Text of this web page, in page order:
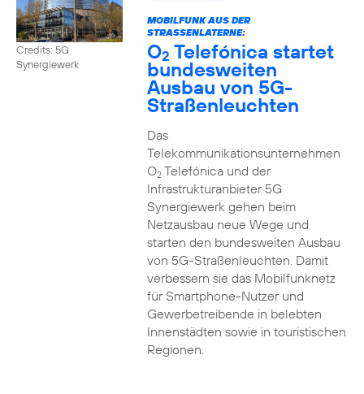
Credits: 5G
Synergiewerk
MOBILFUNK AUS DER
STRASSENLATERNE:
O2 Telefónica startet
bundesweiten
Ausbau von 5G-
Straßenleuchten
Das
Telekommunikationsunternehmen
O2Telefónica und der
Infrastrukturanbieter 5G
Synergiewerk gehen beim
Netzausbau neue Wege und
starten den bundesweiten Ausbau
von 5G-Straßenleuchten. Damit
verbessern sie das Mobilfunknetz
für Smartphone-Nutzer und
Gewerbetreibende in belebten
Innenstädten sowie in touristischen
Regionen.